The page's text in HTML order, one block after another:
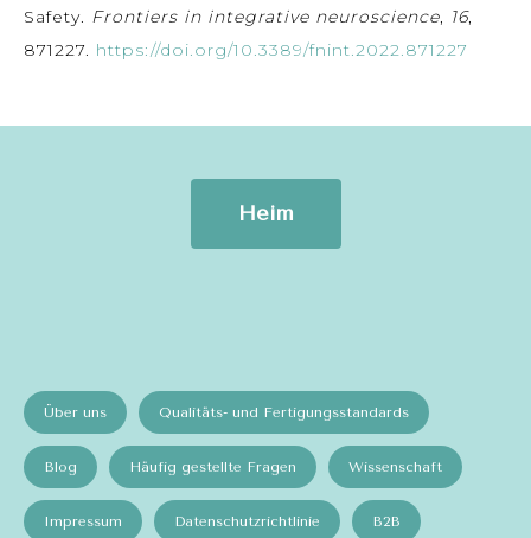
Safety.
Frontiers in integrative neuroscience 16,
871227. https://doi.org/10.3389/fnint.2022.871227
Heim
Über uns Qualitäts- und Fertigungsstandards
Blog Häufig gestellte Fragen Wissenschaft
Impressum Datenschutzrichtlinie B2B